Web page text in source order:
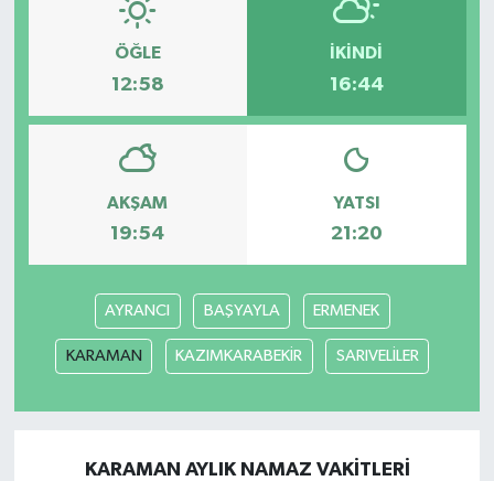
ÖĞLE
12:58
İKINDI
16:44
AKŞAM
19:54
YATSI
21:20
AYRANCI BAŞYAYLA ERMENEK
KARAMAN KAZIMKARABEKİR SARIVELİLER
KARAMAN AYLIK NAMAZ VAKITLERI